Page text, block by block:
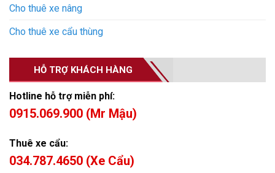
Cho thuê xe nâng
Cho thuê xe cẩu thùng
HỖ TRỢ KHÁCH HÀNG
Hotline hỗ trợ miễn phí:
0915.069.900 (Mr Mậu)
Thuê xe cẩu:
034.787.4650 (Xe Cẩu)